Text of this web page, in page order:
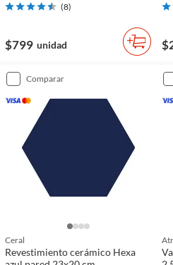
(8)
$799 unidad
comparar
Ceral
Revestimiento cerámico Hexa